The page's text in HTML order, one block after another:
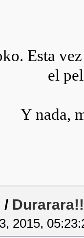
Esta
el
Y nada,
/
2015,